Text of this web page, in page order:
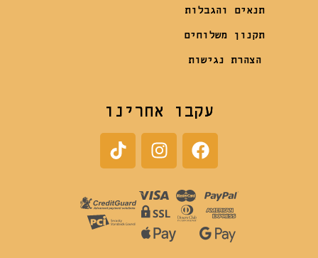
תנאים והגבלות
תקנון משלוחים
הצהרת נגישות
עקבו אחרינו